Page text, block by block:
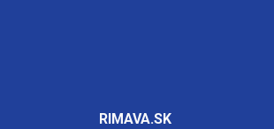
RIMAVA.SK